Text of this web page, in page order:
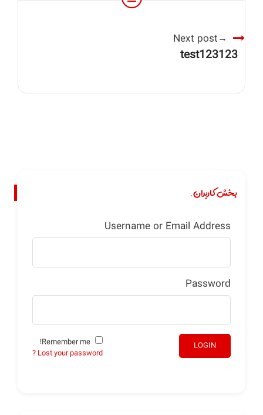
Next post
test123123
بخش کاربران.
Username or Email Address
Password
LOGIN
Lost your password ?